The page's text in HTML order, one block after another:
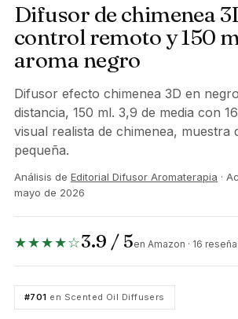
Difusor de chimenea
control remoto y 150
aroma negro
Difusor efecto chimenea 3D en
distancia, 150 ml. 3,9 de media con
visual realista de chimenea, muestra
pequeña.
Análisis de Editorial Difusor Aromaterapia ·
mayo de 2026
★★★★☆3.9 / 5en Amazon · 16
#701 en Scented Oil Diffusers